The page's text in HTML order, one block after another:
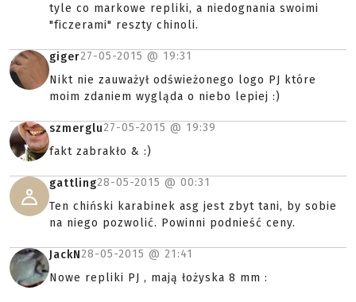
tyle co markowe repliki, a niedognania swoimi
"ficzerami" reszty chinoli.
giger27-05-2015 @ 19:31
Nikt nie zauważył odświeżonego logo PJ które
moim zdaniem wygląda o niebo lepiej :)
szmerglu27-05-2015 @ 19:39
fakt zabrakło & :)
gattling28-05-2015 @ 00:31
Ten chiński karabinek asg jest zbyt tani, by sobie
na niego pozwolić. Powinni podnieść ceny.
JackN28-05-2015 @ 21:41
Nowe repliki PJ , mają łożyska 8 mm :